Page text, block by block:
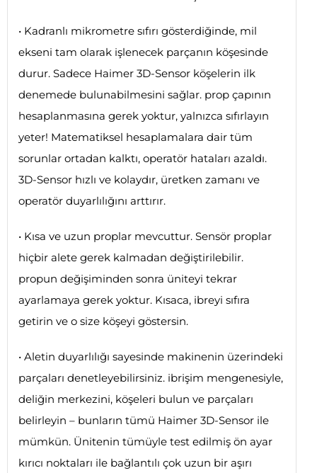
• Kadranlı mikrometre sıfırı gösterdiğinde, mil
ekseni tam olarak işlenecek parçanın köşesinde
durur. Sadece Haimer 3D-Sensor köşelerin ilk
denemede bulunabilmesini sağlar. prop çapının
hesaplanmasına gerek yoktur, yalnızca sıfırlayın
yeter! Matematiksel hesaplamalara dair tüm
sorunlar ortadan kalktı, operatör hataları azaldı.
3D-Sensor hızlı ve kolaydır, üretken zamanı ve
operatör duyarlılığını arttırır.
• Kısa ve uzun proplar mevcuttur. Sensör proplar
hiçbir alete gerek kalmadan değiştirilebilir.
propun değişiminden sonra üniteyi tekrar
ayarlamaya gerek yoktur. Kısaca, ibreyi sıfıra
getirin ve o size köşeyi göstersin.
• Aletin duyarlılığı sayesinde makinenin üzerindeki
parçaları denetleyebilirsiniz. ibrişim mengenesiyle,
deliğin merkezini, köşeleri bulun ve parçaları
belirleyin – bunların tümü Haimer 3D-Sensor ile
mümkün. Ünitenin tümüyle test edilmiş ön ayar
kırıcı noktaları ile bağlantılı çok uzun bir aşırı